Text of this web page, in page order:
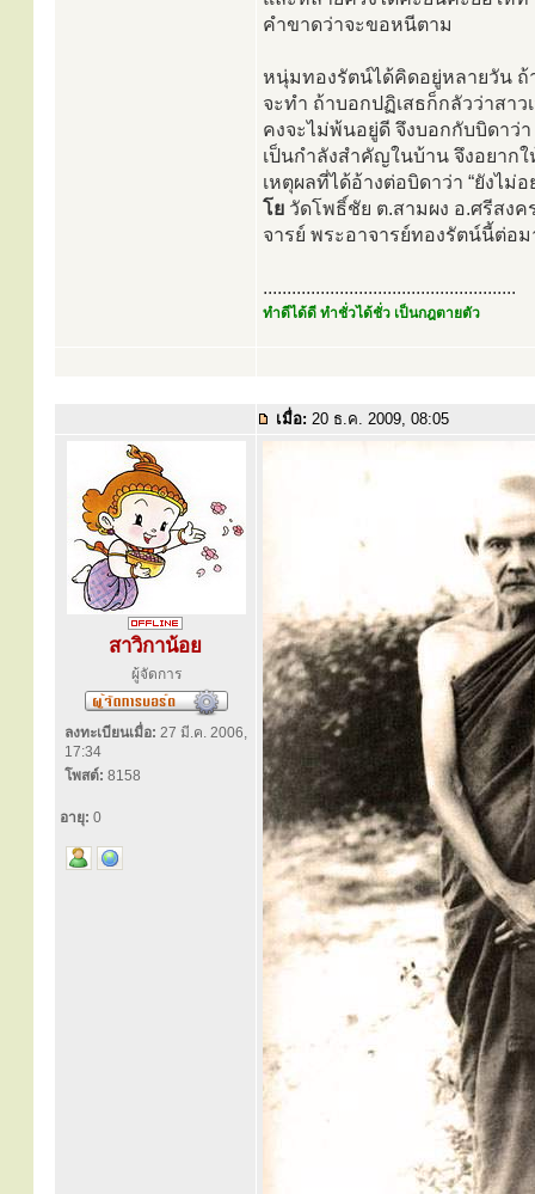
คำขาดว่าจะขอหนีตาม
หนุ่มทองรัตน์ได้คิดอยู่หลายวัน ถ้
จะทำ ถ้าบอกปฏิเสธก็กลัวว่าสาว
คงจะไม่พ้นอยู่ดี จึงบอกกับบิดาว่
เป็นกำลังสำคัญในบ้าน จึงอยาก
เหตุผลที่ได้อ้างต่อบิดาว่า “ยังไ
โย วัดโพธิ์ชัย ต.สามผง อ.ศรีสง
จารย์ พระอาจารย์ทองรัตน์นี้ต่อ
.....................................................
ทำดีได้ดี ทำชั่วได้ชั่ว เป็นกฎตายตัว
เมื่อ: 20 ธ.ค. 2009, 08:05
สาวิกาน้อย
ผู้จัดการ
ลงทะเบียนเมื่อ: 27 มี.ค. 2006,
17:34
โพสต์: 8158
อายุ: 0